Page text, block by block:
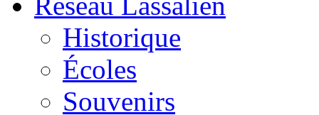
Historique
Écoles
Souvenirs